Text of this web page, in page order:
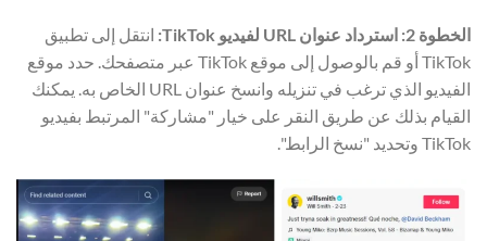
الخطوة 2: استرداد عنوان URL لفيديو TikTok:
انتقل إلى تطبيق
TikTok أو قم بالوصول إلى موقع TikTok عبر متصفحك. حدد موقع
الفيديو الذي ترغب في تنزيله وانسخ عنوان URL الخاص به. يمكنك
القيام بذلك عن طريق النقر على خيار "مشاركة" المرتبط بفيديو
TikTok وتحديد "نسخ الرابط".